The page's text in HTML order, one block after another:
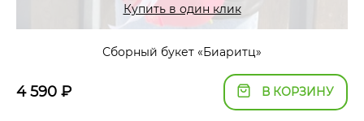
Купить в один клик
Сборный букет «Биаритц»
4 590 ₽ В КОРЗИНУ